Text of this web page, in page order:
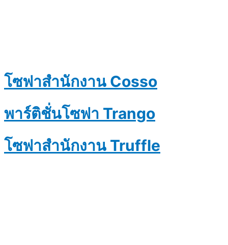
โซฟาสำนักงาน Cosso
พาร์ติชั่นโซฟา Trango
โซฟาสำนักงาน Truffle